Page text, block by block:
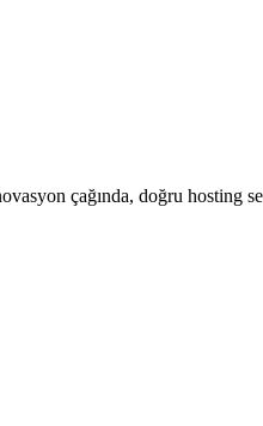
çağında, doğru hosting